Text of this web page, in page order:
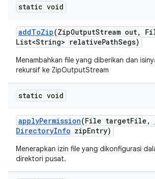
static void
addToZip(ZipOutputStream out,
List<String> relativePathSegs)
Menambahkan file yang diberikan dan
rekursif ke ZipOutputStream
static void
applyPermission(File targetFile ,
DirectoryInfo zipEntry)
Menerapkan izin file yang dikonfigurasi
direktori pusat.